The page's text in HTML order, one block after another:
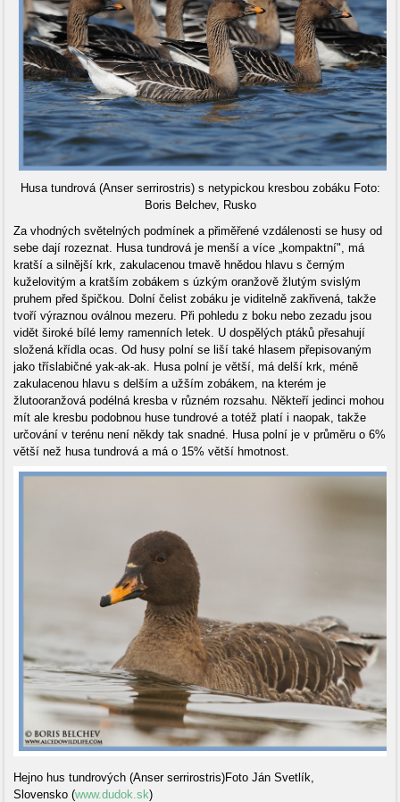
Husa tundrová (Anser serrirostris) s netypickou kresbou zobáku Foto:
Boris Belchev, Rusko
Za vhodných světelných podmínek a přiměřené vzdálenosti se husy od
sebe dají rozeznat. Husa tundrová je menší a více „kompaktní", má
kratší a silnější krk, zakulacenou tmavě hnědou hlavu s černým
kuželovitým a kratším zobákem s úzkým oranžově žlutým svislým
pruhem před špičkou. Dolní čelist zobáku je viditelně zakřivená, takže
tvoří výraznou oválnou mezeru. Při pohledu z boku nebo zezadu jsou
vidět široké bílé lemy ramenních letek. U dospělých ptáků přesahují
složená křídla ocas. Od husy polní se liší také hlasem přepisovaným
jako tříslabičné yak-ak-ak. Husa polní je větší, má delší krk, méně
zakulacenou hlavu s delším a užším zobákem, na kterém je
žlutooranžová podélná kresba v různém rozsahu. Někteří jedinci mohou
mít ale kresbu podobnou huse tundrové a totéž platí i naopak, takže
určování v terénu není někdy tak snadné. Husa polní je v průměru o 6%
větší než husa tundrová a má o 15% větší hmotnost.
Hejno hus tundrových (Anser serrirostris)Foto Ján Svetlík,
Slovensko (www.dudok.sk)